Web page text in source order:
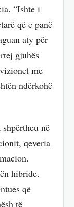
“Ishte i
që e panë
aty për
gjuhës
me
ndërkohë
në
qeveria
hibride.
që
të